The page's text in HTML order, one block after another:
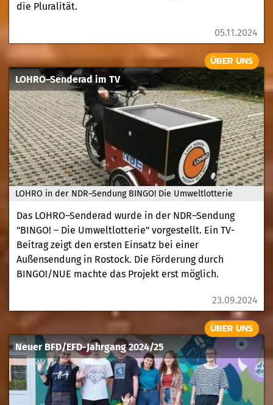
die Pluralität.
05.11.2024
LOHRO in der NDR–Sendung BINGO! Die Umweltlotterie
LOHRO–Senderad im TV
ÜBER UNS
Das LOHRO–Senderad wurde in der NDR–Sendung
"BINGO! – Die Umweltlotterie" vorgestellt. Ein TV-
Beitrag zeigt den ersten Einsatz bei einer
Außensendung in Rostock. Die Förderung durch
BINGO!/NUE machte das Projekt erst möglich.
23.09.2024
Neuer BFD/EFD-Jahrgang 2024/25
ÜBER UNS